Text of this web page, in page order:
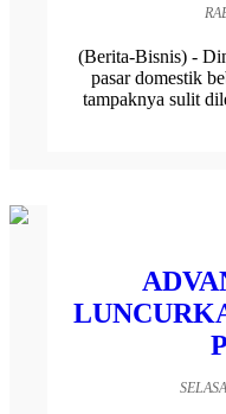
(Berita-Bisnis) -
pasar domestik
tampaknya sulit